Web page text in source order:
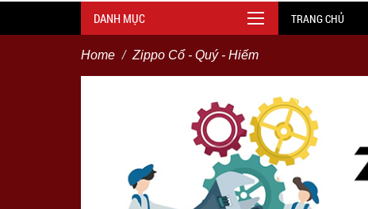
DANH MỤC TRANG CHỦ
Home Zippo Cổ - Quý - Hiếm